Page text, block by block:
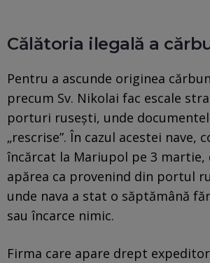
Călătoria ilegală a
Pentru a ascunde originea
precum Sv. Nikolai fac escale
porturi rusești, unde
„rescrise”. În cazul acestei nave,
încărcat la Mariupol pe 3 martie,
apărea ca provenind din portul
unde nava a stat o săptămână
sau încarce nimic.
Firma care apare drept